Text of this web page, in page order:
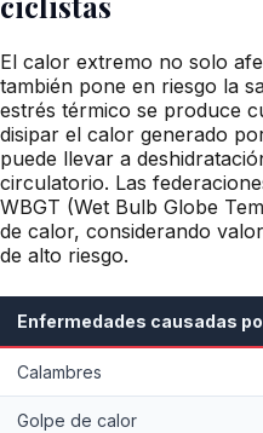
El calor extremo no solo
también pone en riesgo la
estrés térmico se produce
disipar el calor generado
puede llevar a
circulatorio. Las
WBGT (Wet Bulb Globe
de calor, considerando
de alto riesgo.
Enfermedades causadas
Calambres
Golpe de calor